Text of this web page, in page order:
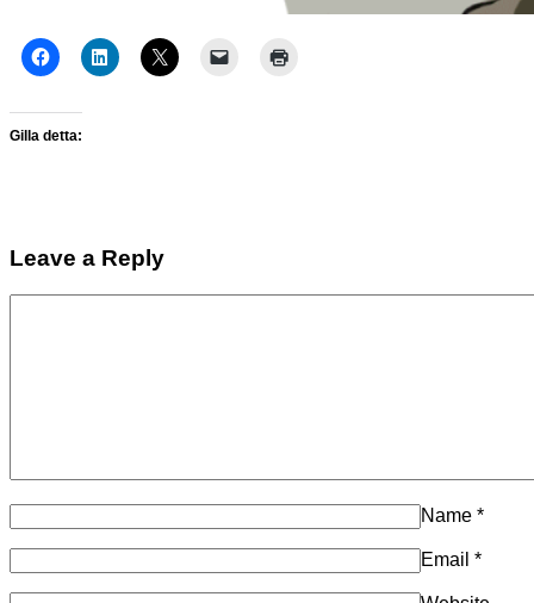
Gilla detta:
Leave a Reply
Name *
Email *